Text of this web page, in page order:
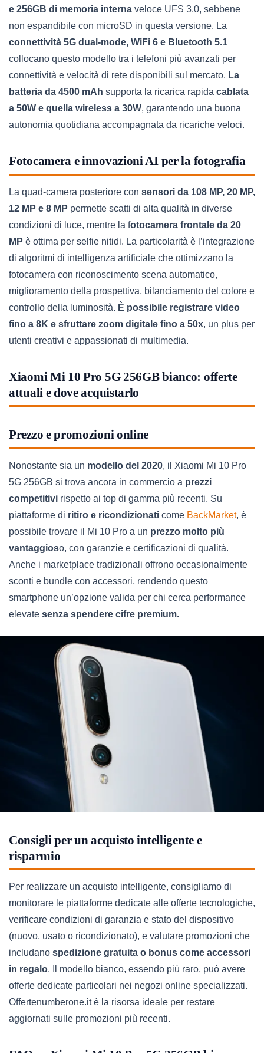
e 256GB di memoria interna veloce UFS 3.0, sebbene
non espandibile con microSD in questa versione. La
connettività 5G dual-mode, WiFi 6 e Bluetooth 5.1
collocano questo modello tra i telefoni più avanzati per
connettività e velocità di rete disponibili sul mercato. La
batteria da 4500 mAh supporta la ricarica rapida cablata
a 50W e quella wireless a 30W, garantendo una buona
autonomia quotidiana accompagnata da ricariche veloci.
Fotocamera e innovazioni AI per la fotografia
La quad-camera posteriore con sensori da 108 MP, 20 MP,
12 MP e 8 MP permette scatti di alta qualità in diverse
condizioni di luce, mentre la fotocamera frontale da 20
MP è ottima per selfie nitidi. La particolarità è l’integrazione
di algoritmi di intelligenza artificiale che ottimizzano la
fotocamera con riconoscimento scena automatico,
miglioramento della prospettiva, bilanciamento del colore e
controllo della luminosità. È possibile registrare video
fino a 8K e sfruttare zoom digitale fino a 50x, un plus per
utenti creativi e appassionati di multimedia.
Xiaomi Mi 10 Pro 5G 256GB bianco: offerte
attuali e dove acquistarlo
Prezzo e promozioni online
Nonostante sia un modello del 2020, il Xiaomi Mi 10 Pro
5G 256GB si trova ancora in commercio a prezzi
competitivi rispetto ai top di gamma più recenti. Su
piattaforme di ritiro e ricondizionati come BackMarket, è
possibile trovare il Mi 10 Pro a un prezzo molto più
vantaggioso, con garanzie e certificazioni di qualità.
Anche i marketplace tradizionali offrono occasionalmente
sconti e bundle con accessori, rendendo questo
smartphone un’opzione valida per chi cerca performance
elevate senza spendere cifre premium.
Consigli per un acquisto intelligente e
risparmio
Per realizzare un acquisto intelligente, consigliamo di
monitorare le piattaforme dedicate alle offerte tecnologiche,
verificare condizioni di garanzia e stato del dispositivo
(nuovo, usato o ricondizionato), e valutare promozioni che
includano spedizione gratuita o bonus come accessori
in regalo. Il modello bianco, essendo più raro, può avere
offerte dedicate particolari nei negozi online specializzati.
Offertenumberone.it è la risorsa ideale per restare
aggiornati sulle promozioni più recenti.